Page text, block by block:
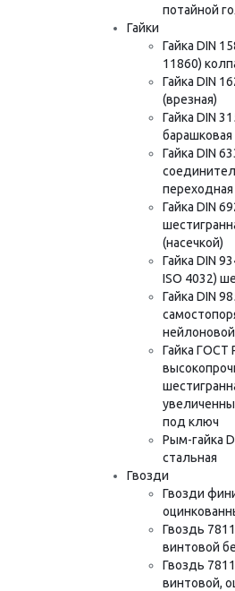
потайной
Гайки
Гайка DIN
11860)
Гайка DIN
(врезная)
Гайка DIN
барашковая
Гайка DIN
переходная
Гайка DIN
(насечкой)
Гайка DIN
ISO 4032)
Гайка DIN
Гайка ГОСТ
под ключ
Рым-гайка
стальная
Гвозди
Гвозди
Гвоздь
винтовой
Гвоздь
винтовой,